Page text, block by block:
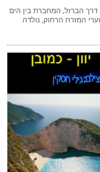
הברזל, המחברת בין הים
המזרח הרחוק, נולדה